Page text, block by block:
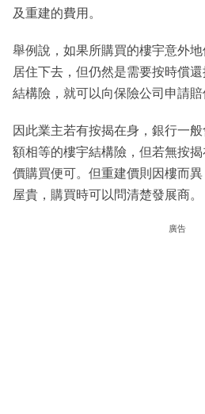
及重建的費用。
舉例說，如果所購買的樓宇意外
居住下去，但仍然是需要按時償
結構險，就可以向保險公司申請賠
因此業主若有按揭在身，銀行一
額相等的樓宇結構險，但若無按
價購買便可。但重建價則因樓而
屋貴，購買時可以問清楚發展商。
廣告